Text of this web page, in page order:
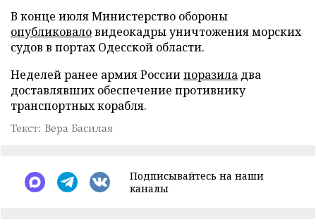
В конце июля Министерство обороны
опубликоваловидеокадры уничтожения морских
судов в портах Одесской области.
Неделей ранее армия Россиипоразила два
доставлявших обеспечение противнику
транспортных корабля.
Текст: Вера Басилая
Подписывайтесь на наши
каналы